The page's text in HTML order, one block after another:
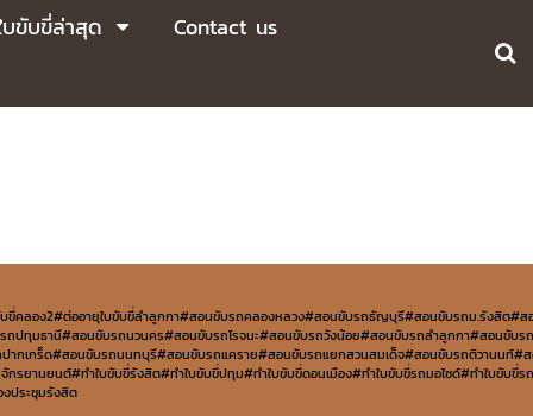
ขับขี่ล่าสุด Contact us
ขี่คลอง2#ต่ออายุใบขับขี่ลำลูกกา#สอนขับรถคลองหลวง#สอนขับรถธัญบุรี#สอนขับรถม.รังสิต#ส
ปทุมธานี#สอนขับรถนวนคร#สอนขับรถโรจนะ#สอนขับรถวังน้อย#สอนขับรถลำลูกกา#สอนขับร
กเกร็ด#สอนขับรถนนทบุรี#สอนขับรถแคราย#สอนขับรถแยกสวนสมเด็จ#สอนขับรถติวานนท์#
านยนต์#ทำใบขับขี่รังสิต#ทำใบขับขี่ปทุม#ทำใบขับขี่ดอนเมือง#ทำใบขับขี่รถมอไซด์#ทำใบขับขี่ร
ประชุมรังสิต